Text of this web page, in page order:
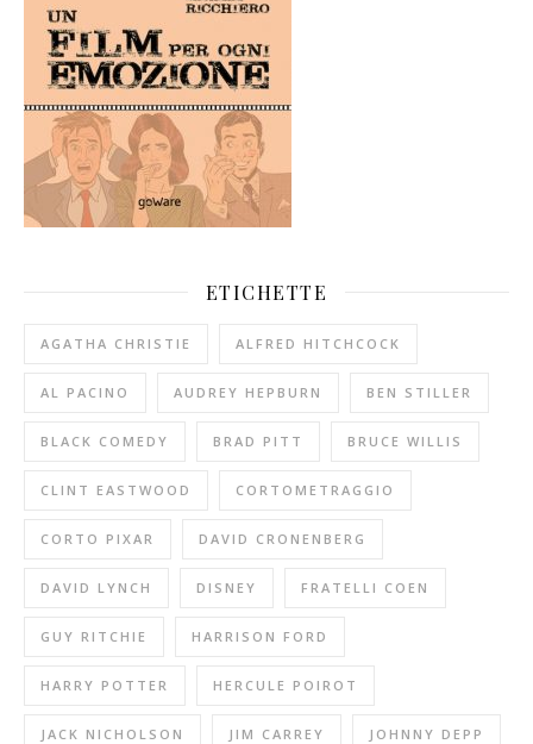
ETICHETTE
AGATHA CHRISTIE ALFRED HITCHCOCK
AL PACINO AUDREY HEPBURN BEN STILLER
BLACK COMEDY BRAD PITT BRUCE WILLIS
CLINT EASTWOOD CORTOMETRAGGIO
CORTO PIXAR DAVID CRONENBERG
DAVID LYNCH DISNEY FRATELLI COEN
GUY RITCHIE HARRISON FORD
HARRY POTTER HERCULE POIROT
JACK NICHOLSON JIM CARREY JOHNNY DEPP